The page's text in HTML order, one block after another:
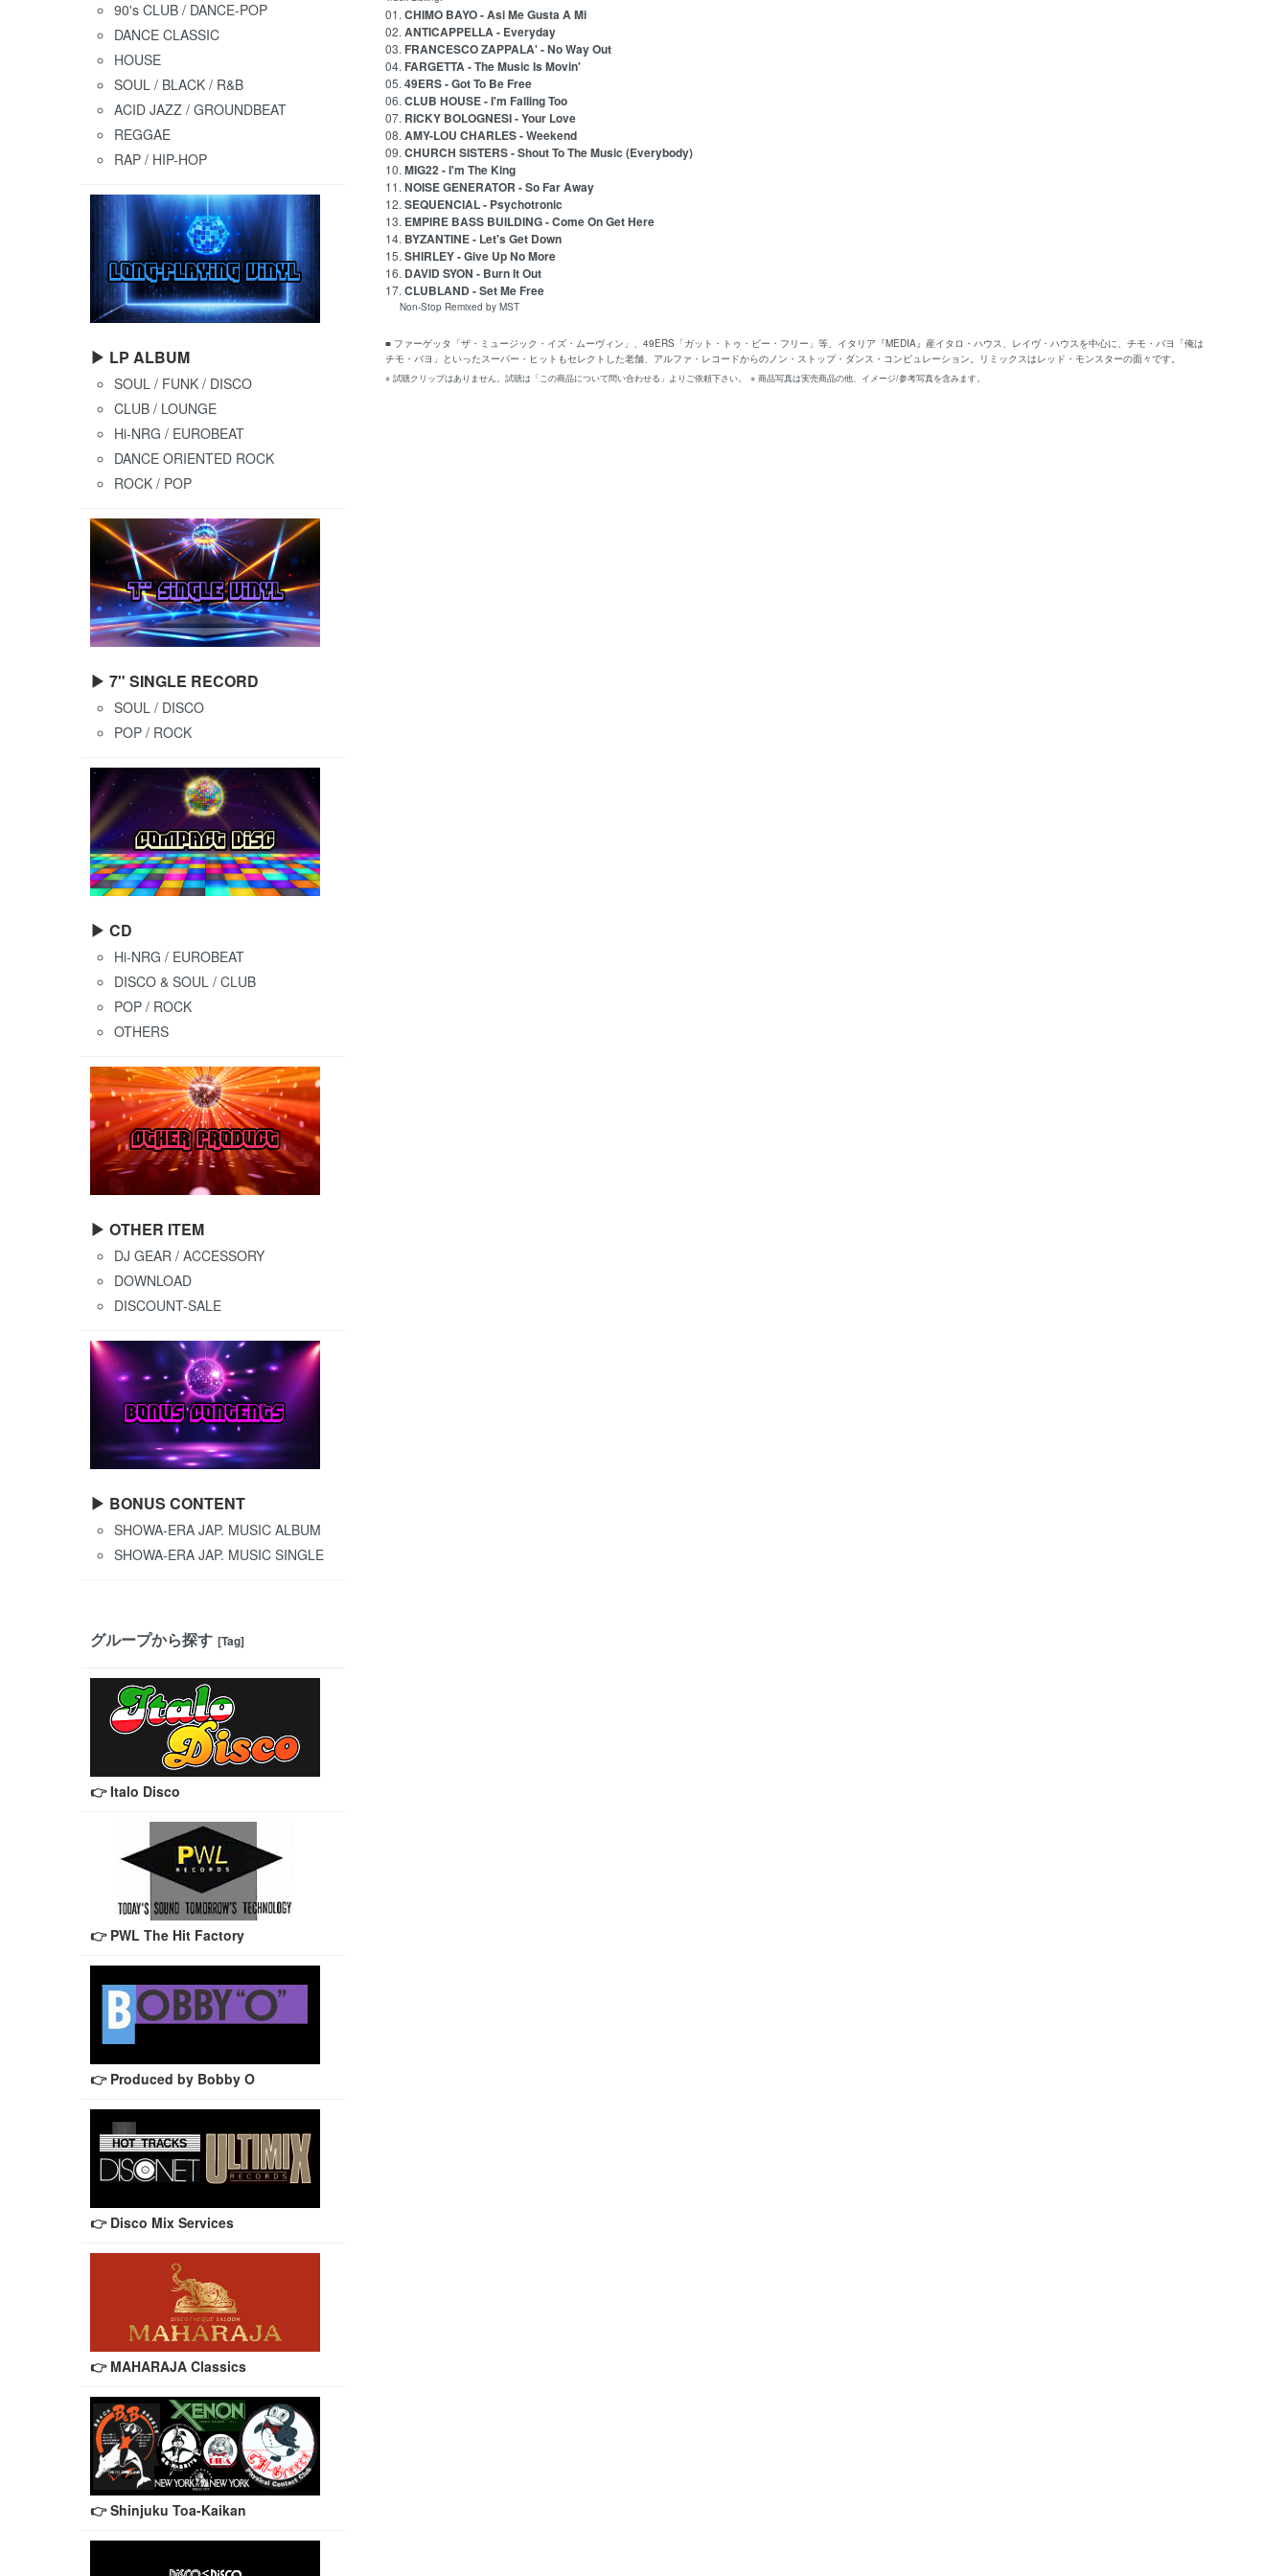
01. CHIMO BAYO - Asi Me Gusta A Mi
02. ANTICAPPELLA - Everyday
03. FRANCESCO ZAPPALA' - No Way Out
04. FARGETTA - The Music Is Movin'
05. 49ERS - Got To Be Free
06. CLUB HOUSE - I'm Falling Too
07. RICKY BOLOGNESI - Your Love
08. AMY-LOU CHARLES - Weekend
09. CHURCH SISTERS - Shout To The Music (Everybody)
10. MIG22 - I'm The King
11. NOISE GENERATOR - So Far Away
12. SEQUENCIAL - Psychotronic
13. EMPIRE BASS BUILDING - Come On Get Here
14. BYZANTINE - Let's Get Down
15. SHIRLEY - Give Up No More
16. DAVID SYON - Burn It Out
17. CLUBLAND - Set Me Free
Non-Stop Remixed by MST
■ ファーゲッタ「ザ・ミュージック・イズ・ムーヴィン」、49ERS「ガット・トゥ・ビー・フリー」等、イタリア『MEDIA』産イタロ・ハウス、レイヴ・ハウスを中心に、チモ・バヨ「俺は
チモ・バヨ」といったスーパー・ヒットもセレクトした老舗、アルファ・レコードからのノン・ストップ・ダンス・コンピュレーション。リミックスはレッド・モンスターの面々です。
※ 試聴クリップはありません。試聴は「この商品について問い合わせる」よりご依頼下さい。 ※ 商品写真は実売商品の他、イメージ/参考写真を含みます。
90's CLUB / DANCE-POP
DANCE CLASSIC
HOUSE
SOUL / BLACK / R&B
ACID JAZZ / GROUNDBEAT
REGGAE
RAP / HIP-HOP
▶ LP ALBUM
SOUL / FUNK / DISCO
CLUB / LOUNGE
Hi-NRG / EUROBEAT
DANCE ORIENTED ROCK
ROCK / POP
▶ 7" SINGLE RECORD
SOUL / DISCO
POP / ROCK
▶ CD
Hi-NRG / EUROBEAT
DISCO & SOUL / CLUB
POP / ROCK
OTHERS
▶ OTHER ITEM
DJ GEAR / ACCESSORY
DOWNLOAD
DISCOUNT-SALE
▶ BONUS CONTENT
SHOWA-ERA JAP. MUSIC ALBUM
SHOWA-ERA JAP. MUSIC SINGLE
グループから探す [Tag]
👉 Italo Disco
👉 PWL The Hit Factory
👉 Produced by Bobby O
👉 Disco Mix Services
👉 MAHARAJA Classics
👉 Shinjuku Toa-Kaikan